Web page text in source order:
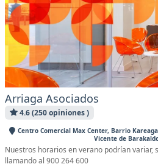
Arriaga Asociados
4.6 (250 opiniones )
Centro Comercial Max Center, Barrio
Vicente de
Nuestros horarios en verano podrían variar,
llamando al 900 264 600